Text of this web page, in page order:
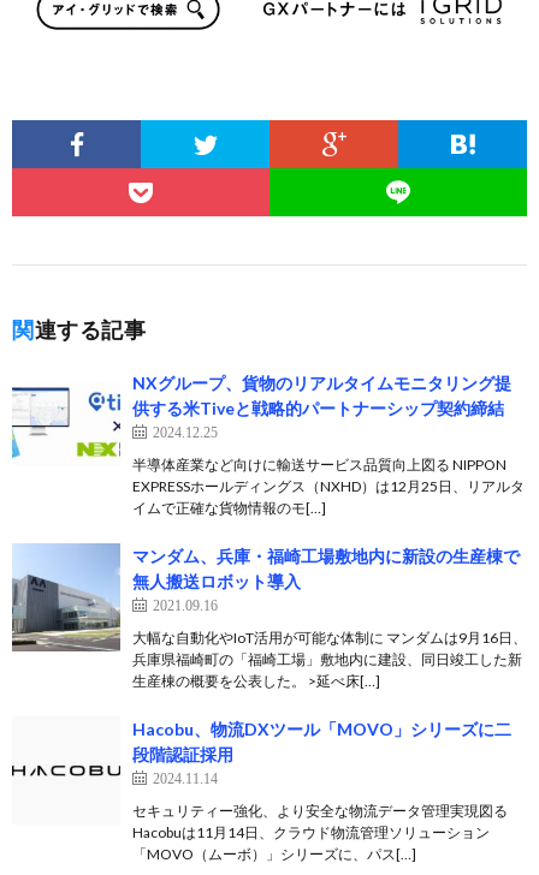
関連する記事
NXグループ、貨物のリアルタイムモニタリング提
供する米Tiveと戦略的パートナーシップ契約締結
2024.12.25
半導体産業など向けに輸送サービス品質向上図る NIPPON
EXPRESSホールディングス（NXHD）は12月25日、リアルタ
イムで正確な貨物情報のモ[…]
マンダム、兵庫・福崎工場敷地内に新設の生産棟で
無人搬送ロボット導入
2021.09.16
大幅な自動化やIoT活用が可能な体制に マンダムは9月16日、
兵庫県福崎町の「福崎工場」敷地内に建設、同日竣工した新
生産棟の概要を公表した。 >延べ床[…]
Hacobu、物流DXツール「MOVO」シリーズに二
段階認証採用
2024.11.14
セキュリティー強化、より安全な物流データ管理実現図る
Hacobuは11月14日、クラウド物流管理ソリューション
「MOVO（ムーボ）」シリーズに、パス[…]